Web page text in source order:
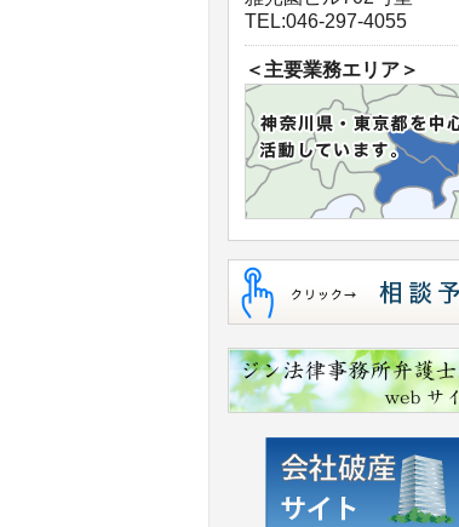
TEL:046-297-4055
＜主要業務エリア＞